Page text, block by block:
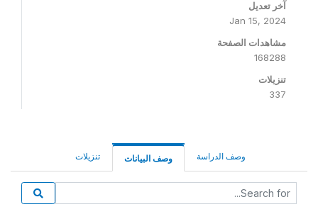
آخر تعديل
Jan 15, 2024
مشاهدات الصفحة
168288
تنزيلات
337
وصف الدراسة وصف البيانات تنزيلات